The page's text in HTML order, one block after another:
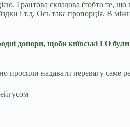
Грантова складова (тобто те,
і т.д. Ось така пропорція. В
донори, щоби київські ГО
просили надавати перевагу саме